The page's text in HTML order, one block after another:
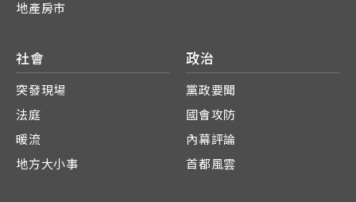
地產房市
社會
突發現場
法庭
暖流
地方大小事
政治
黨政要聞
國會攻防
內幕評論
首都風雲